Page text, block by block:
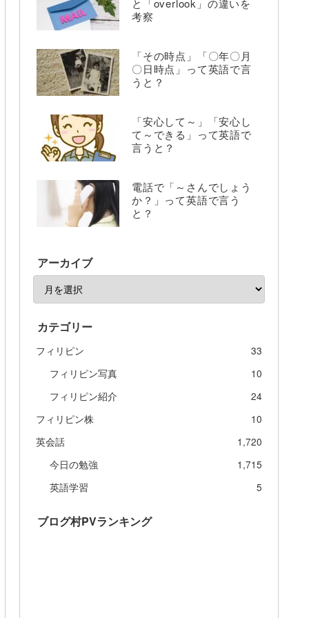
と「overlook」の違いを
考察
「その時点」「〇年〇月
〇日時点」って英語で言
うと？
「安心して～」「安心し
て～できる」って英語で
言うと？
電話で「～さんでしょう
か？」って英語で言う
と？
アーカイブ
カテゴリー
フィリピン
33
フィリピン写真
10
フィリピン紹介
24
フィリピン株
10
英会話
1,720
今日の勉強
1,715
英語学習
5
ブログ村PVランキング